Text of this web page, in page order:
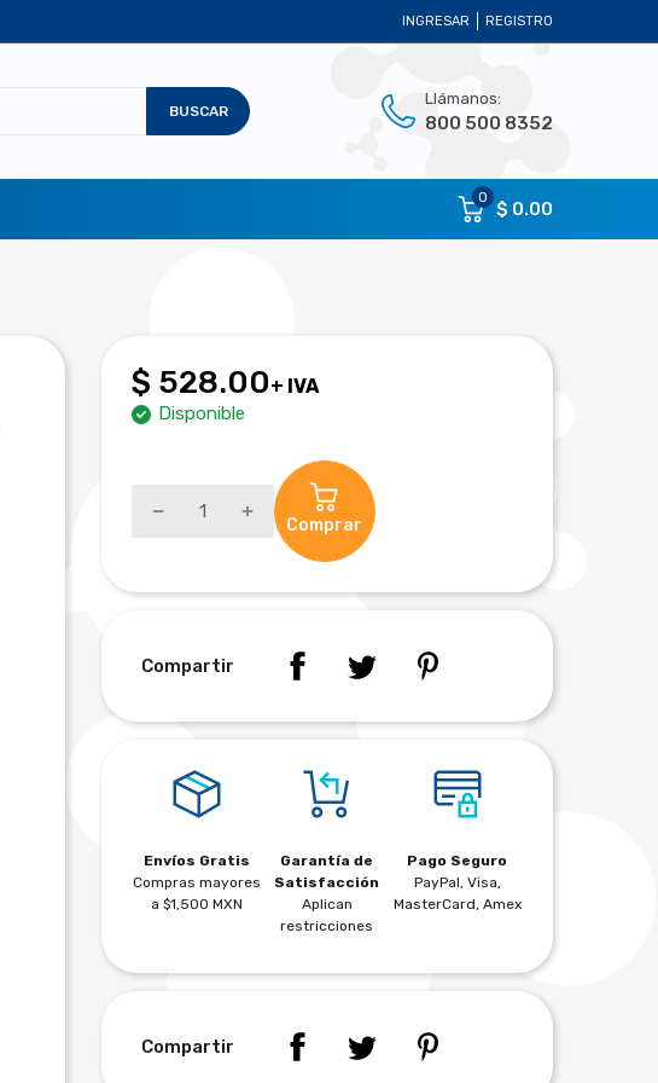
INGRESAR REGISTRO
BUSCAR
Llámanos:
800 500 8352
0
$ 0.00
$ 528.00+ IVA
Disponible
Comprar
Compartir
Envíos Gratis
Compras mayores
a $1,500 MXN
Garantía de
Satisfacción
Aplican
restricciones
Pago Seguro
PayPal, Visa,
MasterCard, Amex
Compartir